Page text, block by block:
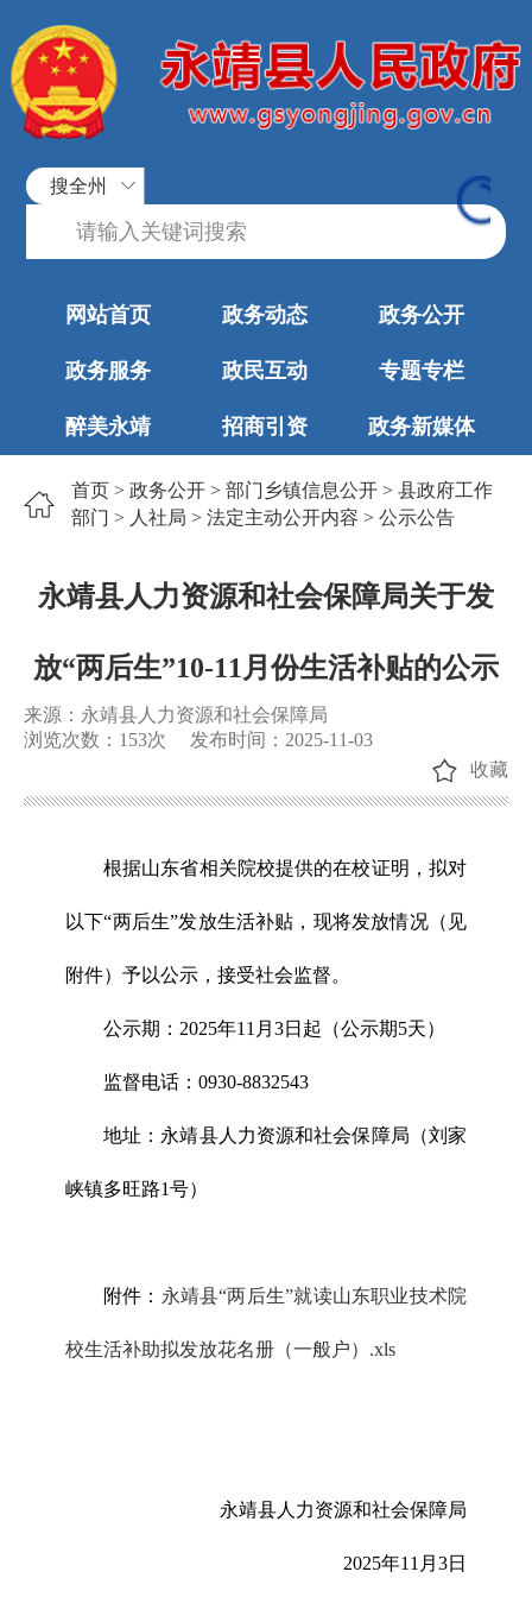
搜全州
网站首页 政务动态 政务公开
政务服务 政民互动 专题专栏
醉美永靖 招商引资 政务新媒体
首页 > 政务公开 > 部门乡镇信息公开 > 县政府工作
部门 > 人社局 > 法定主动公开内容 > 公示公告
永靖县人力资源和社会保障局关于发
放“两后生”10-11月份生活补贴的公示
来源：永靖县人力资源和社会保障局
浏览次数： 153次
发布时间：2025-11-03
收藏
根据山东省相关院校提供的在校证明，拟对
以下“两后生”发放生活补贴，现将发放情况（见
附件）予以公示，接受社会监督。
公示期：2025年11月3日起（公示期5天）
监督电话：0930-8832543
地址：永靖县人力资源和社会保障局（刘家
峡镇多旺路1号）
附件： 永靖县“两后生”就读山东职业技术院
校生活补助拟发放花名册（一般户）.xls
永靖县人力资源和社会保障局
2025年11月3日